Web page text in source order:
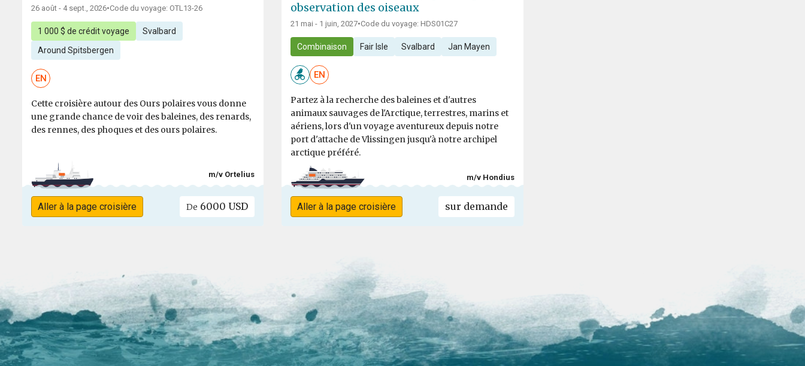
26 août - 4 sept., 2026•Code du voyage: OTL13-26
1 000 $ de crédit voyage Svalbard
Around Spitsbergen
EN
Cette croisière autour des Ours polaires vous donne
une grande chance de voir des baleines, des renards,
des rennes, des phoques et des ours polaires.
m/v Ortelius
Aller à la page croisière De 6000 USD
observation des oiseaux
21 mai - 1 juin, 2027•Code du voyage: HDS01C27
Combinaison Fair Isle Svalbard Jan Mayen
EN
Partez à la recherche des baleines et d'autres
animaux sauvages de l'Arctique, terrestres, marins et
aériens, lors d'un voyage aventureux depuis notre
port d'attache de Vlissingen jusqu'à notre archipel
arctique préféré.
m/v Hondius
Aller à la page croisière sur demande